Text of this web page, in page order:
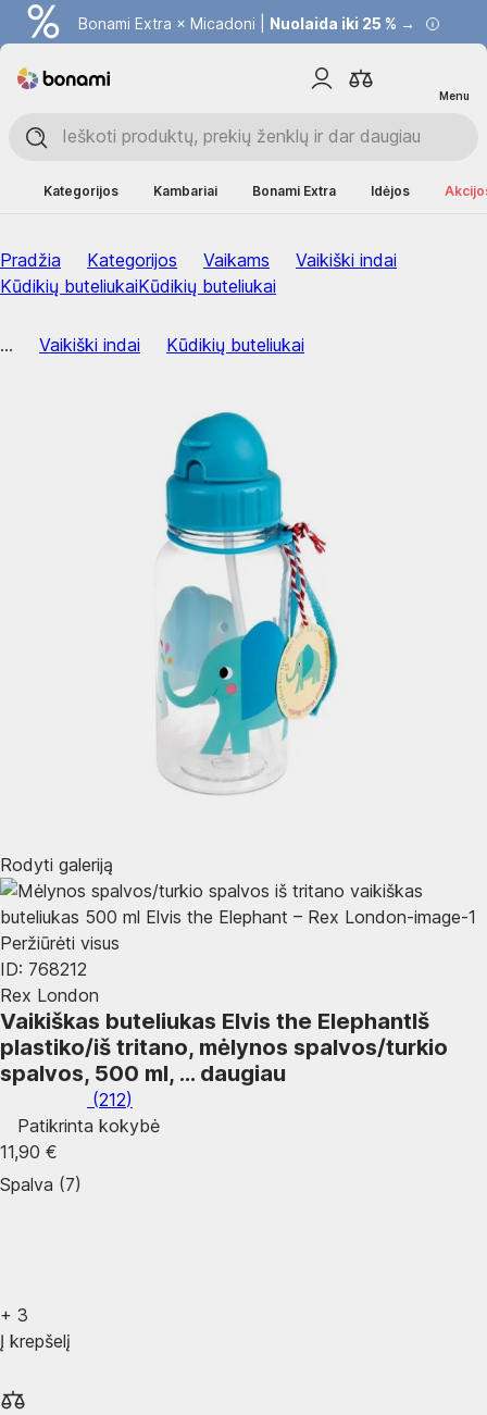
Bonami Extra × Micadoni | Nuolaida iki 25 % →
Menu
Kategorijos Kambariai Bonami Extra Idėjos
Pradžia Kategorijos Vaikams
Vaikiški indai
Kūdikių buteliukaiKūdikių buteliukai
... Vaikiški indai Kūdikių buteliukai
Rodyti galeriją
Peržiūrėti visus
ID: 768212
Rex London
Vaikiškas buteliukas Elvis the ElephantIš
plastiko/iš tritano, mėlynos spalvos/turkio
spalvos, 500 ml, … daugiau
(212)
Patikrinta kokybė
11,90 €
Spalva (7)
+ 3
Į krepšelį